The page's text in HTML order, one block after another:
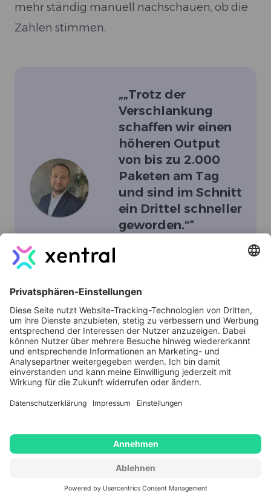
mehr ständig manuell nachschauen, ob die
Zahlen stimmen.
„„Trotz der
Verschlankung
schaffen wir einen
höheren Output
von bis zu 2.000
Paketen am Tag
und sind im Schnitt
ein Drittel schneller
geworden."“
Finance muss Zahlungsabgleich
und Monatsabschluss
automatisieren
Bei überschaubaren Bestellvolumen sind
Zuordnungen von Zahlungseingängen oder
schaffen. Der Monatsabschluss dauert zwei,
drei Tage. Unangenehm, aber machbar.
Doch bei höherem Volumen werden die